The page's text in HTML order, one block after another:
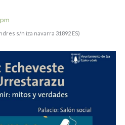
s/n iza navarra 31892 ES)